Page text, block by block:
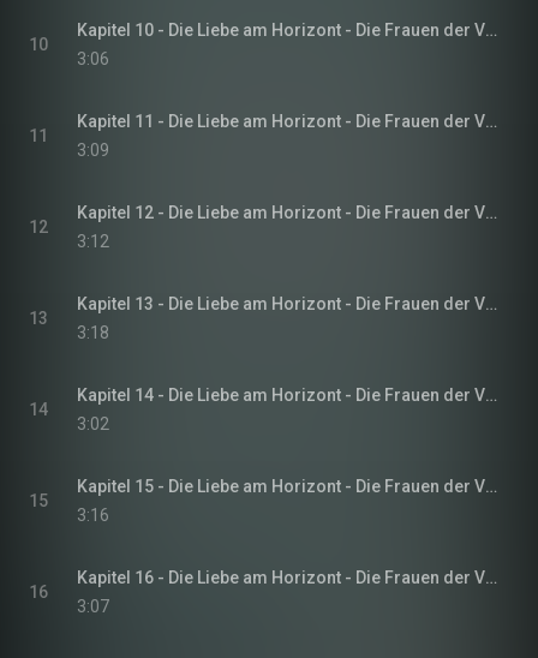
10
Kapitel 10 - Die Liebe am Horizont - Die Frauen der Villa Sommerwind, Band 3
3:06
11
Kapitel 11 - Die Liebe am Horizont - Die Frauen der Villa Sommerwind, Band 3
3:09
12
Kapitel 12 - Die Liebe am Horizont - Die Frauen der Villa Sommerwind, Band 3
3:12
13
Kapitel 13 - Die Liebe am Horizont - Die Frauen der Villa Sommerwind, Band 3
3:18
14
Kapitel 14 - Die Liebe am Horizont - Die Frauen der Villa Sommerwind, Band 3
3:02
15
Kapitel 15 - Die Liebe am Horizont - Die Frauen der Villa Sommerwind, Band 3
3:16
16
Kapitel 16 - Die Liebe am Horizont - Die Frauen der Villa Sommerwind, Band 3
3:07